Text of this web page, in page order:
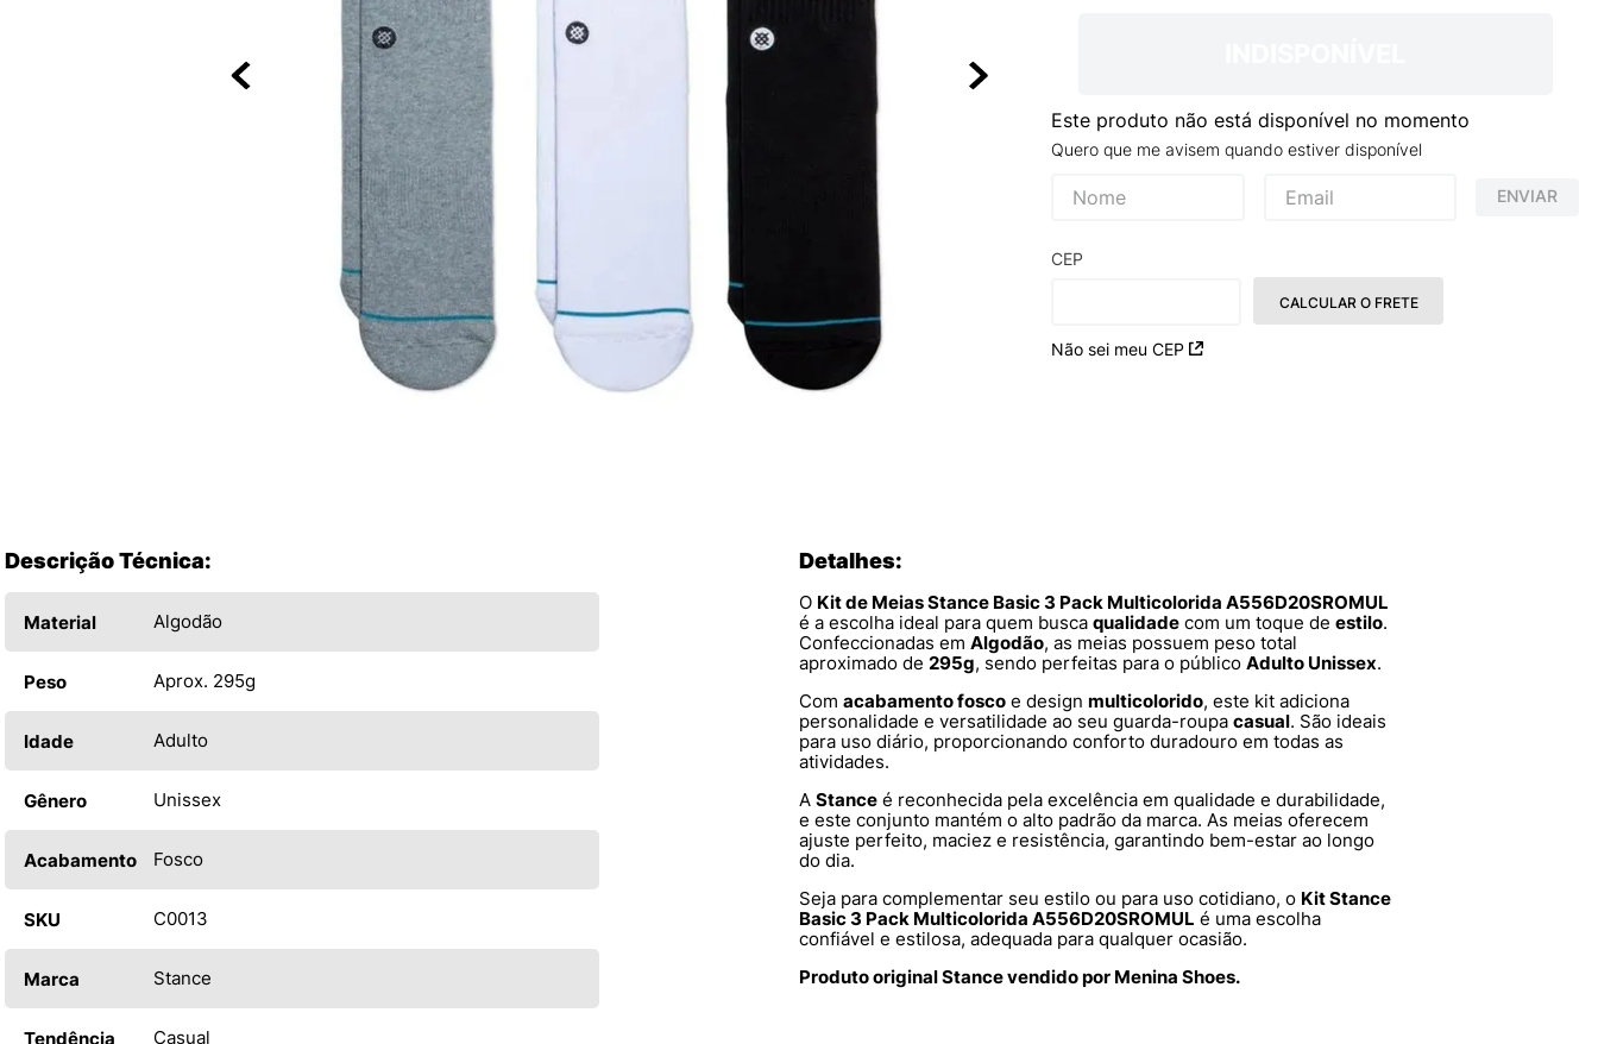
Este produto não está disponível no momento
Quero que me avisem quando estiver disponível
ENVIAR
CEP
Não sei meu CEP
CALCULAR O FRETE
Descrição Técnica:
Material Algodão
Peso Aprox. 295g
Idade Adulto
Gênero Unissex
Acabamento Fosco
SKU C0013
Marca Stance
Tendência Casual
Detalhes:
O Kit de Meias Stance Basic 3 Pack Multicolorida A556D20SROMUL
é a escolha ideal para quem busca qualidade com um toque de estilo.
Confeccionadas em Algodão, as meias possuem peso total
aproximado de 295g, sendo perfeitas para o público Adulto Unissex.
Com acabamento fosco e design multicolorido, este kit adiciona
personalidade e versatilidade ao seu guarda-roupa casual. São ideais
para uso diário, proporcionando conforto duradouro em todas as
atividades.
A Stance é reconhecida pela excelência em qualidade e durabilidade,
e este conjunto mantém o alto padrão da marca. As meias oferecem
ajuste perfeito, maciez e resistência, garantindo bem-estar ao longo
do dia.
Seja para complementar seu estilo ou para uso cotidiano, o Kit Stance
Basic 3 Pack Multicolorida A556D20SROMUL é uma escolha
confiável e estilosa, adequada para qualquer ocasião.
Produto original Stance vendido por Menina Shoes.